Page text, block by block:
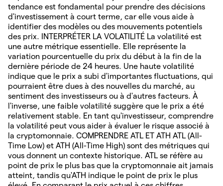
tendance est fondamental pour prendre des décisions
d'investissement à court terme, car elle vous aide à
identifier des modèles ou des mouvements potentiels
des prix. INTERPRÉTER LA VOLATILITÉ La volatilité est
une autre métrique essentielle. Elle représente la
variation pourcentuelle du prix du début à la fin de la
dernière période de 24 heures. Une haute volatilité
indique que le prix a subi d'importantes fluctuations, qui
pourraient être dues à des nouvelles du marché, au
sentiment des investisseurs ou à d'autres facteurs. À
l'inverse, une faible volatilité suggère que le prix a été
relativement stable. En tant qu'investisseur, comprendre
la volatilité peut vous aider à évaluer le risque associé à
la cryptomonnaie. COMPRENDRE ATL ET ATH ATL (All-
Time Low) et ATH (All-Time High) sont des métriques qui
vous donnent un contexte historique. ATL se réfère au
point de prix le plus bas que la cryptomonnaie ait jamais
atteint, tandis qu'ATH indique le point de prix le plus